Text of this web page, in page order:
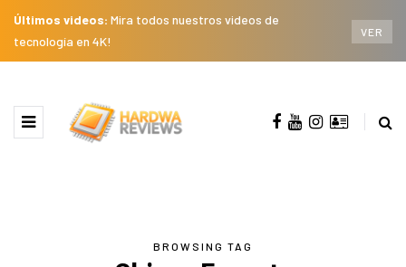
Últimos videos: Mira todos nuestros videos de
tecnología en 4K!
VER
BROWSING TAG